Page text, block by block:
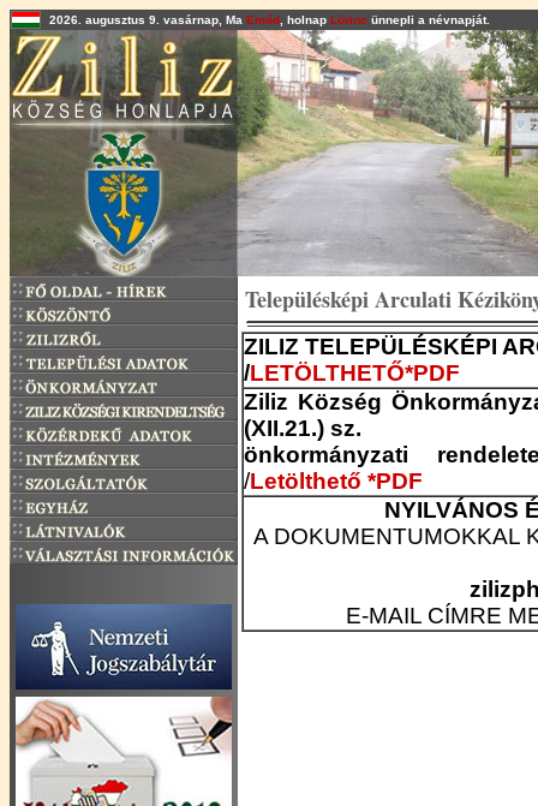
2026. augusztus 9. vasárnap, Ma Emőd , holnap Lörinc ünnepli a névnapját.
Településképi Arculati
ZILIZ TELEPÜLÉSKÉPI
/LETÖLTHETŐ*PDF
Ziliz Község
(XII.21.) sz.
önkormányzati
/Letölthető *PDF
NYILVÁNOS
A DOKUMENTUMOKKAL
E-MAIL CÍMRE